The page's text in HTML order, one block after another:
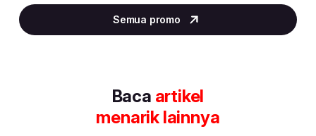
5
of
Semua promo
Baca artikel
menarik lainnya